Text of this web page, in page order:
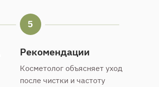
5
Рекомендации
Косметолог объясняет уход
после чистки и частоту